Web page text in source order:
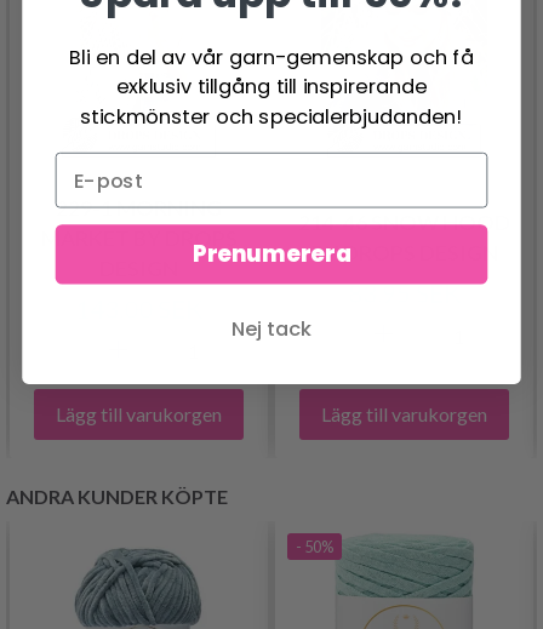
229-1 MORNING
MARKET BY DROPS
Lägg till varukorgen
214-46 SNOW HOOD
BY DROPS DESIGN
83.95 SEK
Lägg till varukorgen
ANDRA KUNDER KÖPTE
- 50%
Bli en del av vår garn-gemenskap och få
exklusiv tillgång till inspirerande
stickmönster och specialerbjudanden!
Prenumerera
Nej tack